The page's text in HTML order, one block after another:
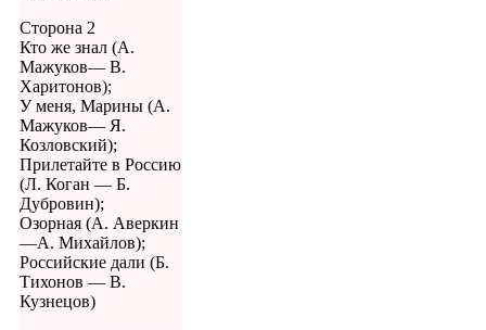
Сторона 2
Кто же знал (А.
Мажуков— В.
Харитонов);
У меня, Марины (А.
Мажуков— Я.
Козловский);
Прилетайте в Россию
(Л. Коган — Б.
Дубровин);
Озорная (А. Аверкин
—А. Михайлов);
Российские дали (Б.
Тихонов — В.
Кузнецов)